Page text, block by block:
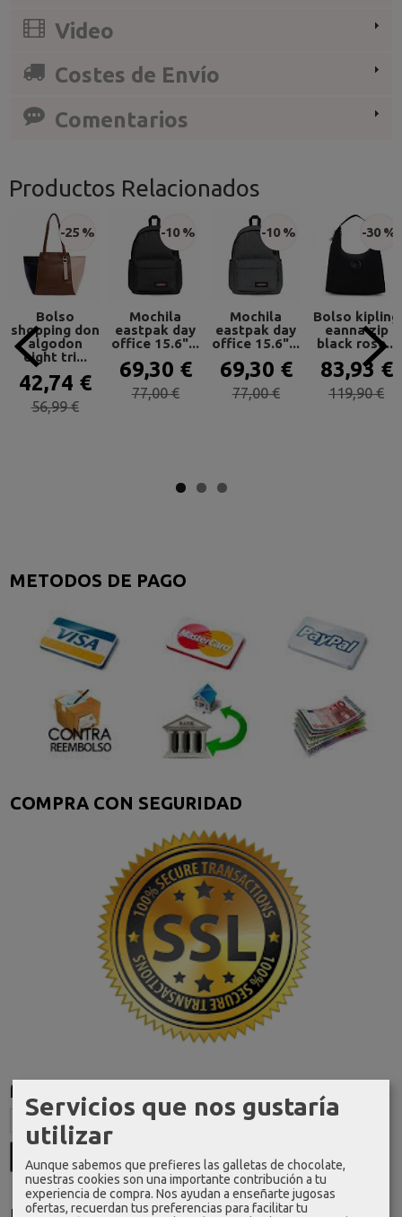
METODOS DE PAGO
COMPRA CON SEGURIDAD
Marcas
Video
Costes de Envío
Comentarios
Productos Relacionados
-25 %
Bolso
shopping don
algodon
eight tri...
42,74 €
56,99 €
-10 %
Mochila
eastpak day
office 15.6"...
69,30 €
77,00 €
-10 %
Mochila
eastpak day
office 15.6"...
69,30 €
77,00 €
-30 %
Bolso kipling
eanna zip
black rose...
83,93 €
119,90 €
Servicios que nos gustaría
utilizar
Aunque sabemos que prefieres las galletas de chocolate,
nuestras cookies son una importante contribución a tu
experiencia de compra. Nos ayudan a enseñarte jugosas
ofertas, recuerdan tus preferencias para facilitar tu